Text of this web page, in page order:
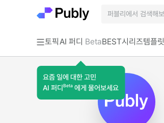
토픽AI 퍼디 Beta
요즘 일에 대한 고민
AI 퍼디 Beta 에게 물어보세요
BEST시리즈템플릿